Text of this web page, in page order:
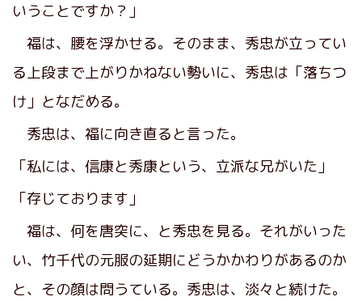
いうことですか？」
福は、腰を浮かせる。そのまま、秀忠が立ってい
る上段まで上がりかねない勢いに、秀忠は「落ちつ
け」となだめる。
秀忠は、福に向き直ると言った。
「私には、信康と秀康という、立派な兄がいた」
「存じております」
福は、何を唐突に、と秀忠を見る。それがいった
い、竹千代の元服の延期にどうかかわりがあるのか
と、その顔は問うている。秀忠は、淡々と続けた。